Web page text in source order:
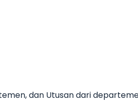
dan Utusan dari